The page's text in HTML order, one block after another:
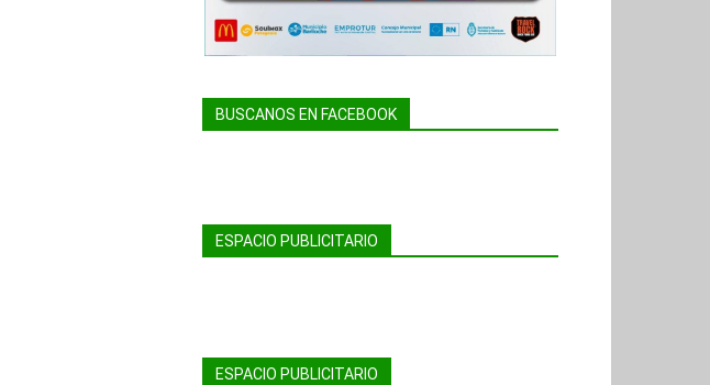
BUSCANOS EN FACEBOOK
ESPACIO PUBLICITARIO
ESPACIO PUBLICITARIO